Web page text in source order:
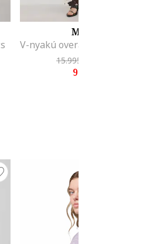
MANGO
15.995 Ft
9.995 Ft